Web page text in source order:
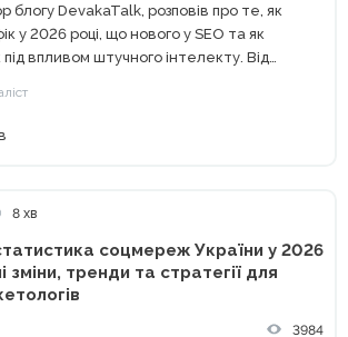
блогу DevakaTalk, розповів про те, як
у 2026 році, що нового у SEO та як
впливом штучного інтелекту. Від
8 хв
соцмереж України у 2026
зміни, тренди та стратегії для
3984